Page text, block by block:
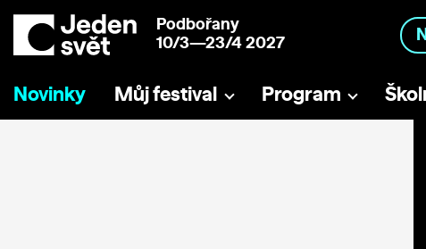
Podbořany
10/3—23/4 2027
Novinky Můj festival Program